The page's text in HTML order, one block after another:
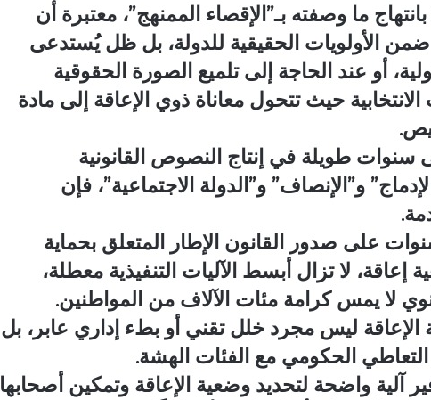
ما وصفته بـ”الإقصاء الممنهج”، معتبرة أن
الأولويات الحقيقية للدولة، بل ظل يُستدعى
أو عند الحاجة إلى تلميع الصورة الحقوقية
حيث تتحول معاناة ذوي الإعاقة إلى مادة
طويلة في إنتاج النصوص القانونية
و”الإنصاف” و”الدولة الاجتماعية”، فإن
على صدور القانون الإطار المتعلق بحماية
لا تزال أبسط الآليات التنفيذية معطلة،
لا يمس كرامة مئات الآلاف من المواطنين.
الإعاقة ليس مجرد خلل تقني أو بطء إداري عابر، بل
الحكومي مع الفئات الهشة.
آلية واضحة لتحديد وضعية الإعاقة وتمكين أصحابها